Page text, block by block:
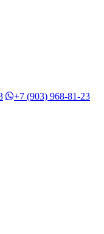
+7 (903) 968-81-23